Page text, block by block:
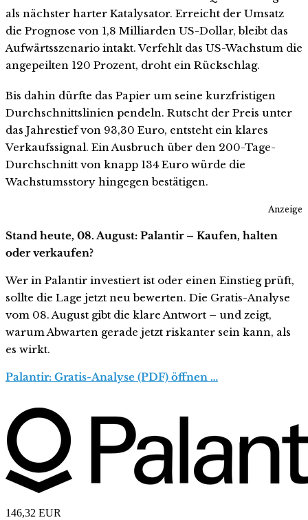
als nächster harter Katalysator. Erreicht der Umsatz
die Prognose von 1,8 Milliarden US-Dollar, bleibt das
Aufwärtsszenario intakt. Verfehlt das US-Wachstum die
angepeilten 120 Prozent, droht ein Rückschlag.
Bis dahin dürfte das Papier um seine kurzfristigen
Durchschnittslinien pendeln. Rutscht der Preis unter
das Jahrestief von 93,30 Euro, entsteht ein klares
Verkaufssignal. Ein Ausbruch über den 200-Tage-
Durchschnitt von knapp 134 Euro würde die
Wachstumsstory hingegen bestätigen.
Anzeige
Stand heute, 08. August: Palantir – Kaufen, halten
oder verkaufen?
Wer in Palantir investiert ist oder einen Einstieg prüft,
sollte die Lage jetzt neu bewerten. Die Gratis-Analyse
vom 08. August gibt die klare Antwort – und zeigt,
warum Abwarten gerade jetzt riskanter sein kann, als
es wirkt.
Palantir: Gratis-Analyse (PDF) öffnen …
146,32 EUR